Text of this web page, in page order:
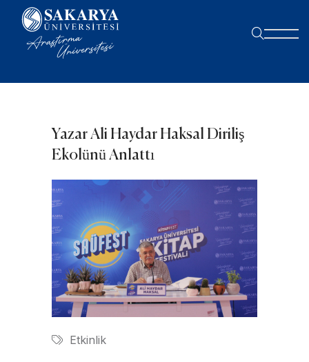
Yazar Ali Haydar Haksal Diriliş
Ekolünü Anlattı
Etkinlik